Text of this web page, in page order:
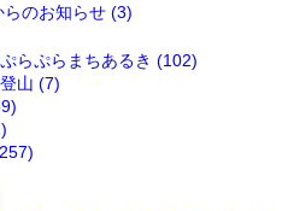
らのお知らせ (3)
らぷらまちあるき (102)
山 (7)